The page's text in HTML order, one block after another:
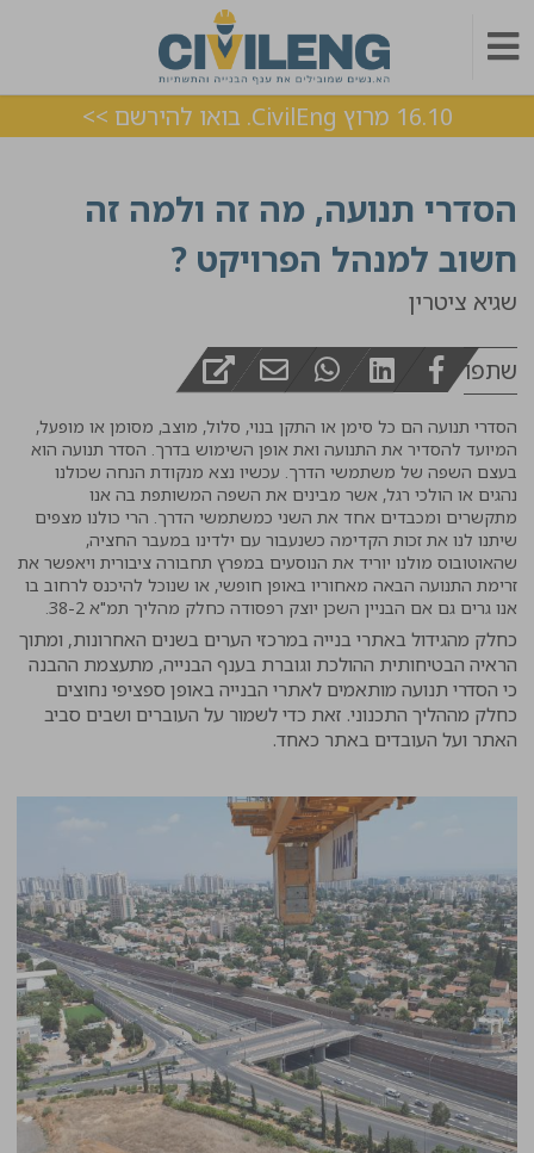
16.10 מרוץ CivilEng. בואו להירשם >>
הסדרי תנועה, מה זה ולמה זה
חשוב למנהל הפרויקט ?
שגיא ציטרין
שתפו
הסדרי תנועה הם כל סימן או התקן בנוי, סלול, מוצב, מסומן או מופעל,
המיועד להסדיר את התנועה ואת אופן השימוש בדרך. הסדר תנועה הוא
בעצם השפה של משתמשי הדרך. עכשיו נצא מנקודת הנחה שכולנו
נהגים או הולכי רגל, אשר מבינים את השפה המשותפת בה אנו
מתקשרים ומכבדים אחד את השני כמשתמשי הדרך. הרי כולנו מצפים
שיתנו לנו את זכות הקדימה כשנעבור עם ילדינו במעבר החציה,
שהאוטובוס מולנו יוריד את הנוסעים במפרץ תחבורה ציבורית ויאפשר את
זרימת התנועה הבאה מאחוריו באופן חופשי, או שנוכל להיכנס לרחוב בו
אנו גרים גם אם הבניין השכן יוצק רפסודה כחלק מהליך תמ"א 38-2.
כחלק מהגידול באתרי בנייה במרכזי הערים בשנים האחרונות, ומתוך
הראיה הבטיחותית ההולכת וגוברת בענף הבנייה, מתעצמת ההבנה
כי הסדרי תנועה מותאמים לאתרי הבנייה באופן ספציפי נחוצים
כחלק מההליך התכנוני. זאת כדי לשמור על העוברים ושבים סביב
האתר ועל העובדים באתר כאחד.